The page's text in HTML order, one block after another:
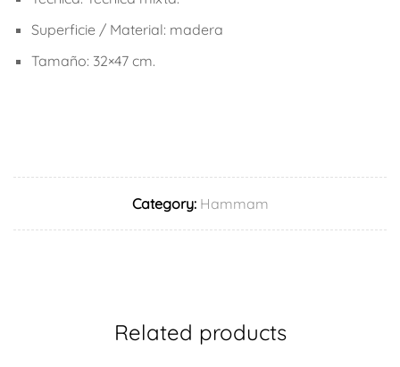
Superficie / Material: madera
Tamaño: 32×47 cm.
Category: Hammam
Related products